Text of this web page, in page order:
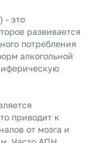
- это
развивается
потребления
алкогольной
приводит к
от мозга и